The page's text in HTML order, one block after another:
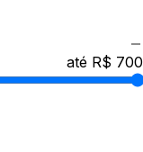
até R$ 700